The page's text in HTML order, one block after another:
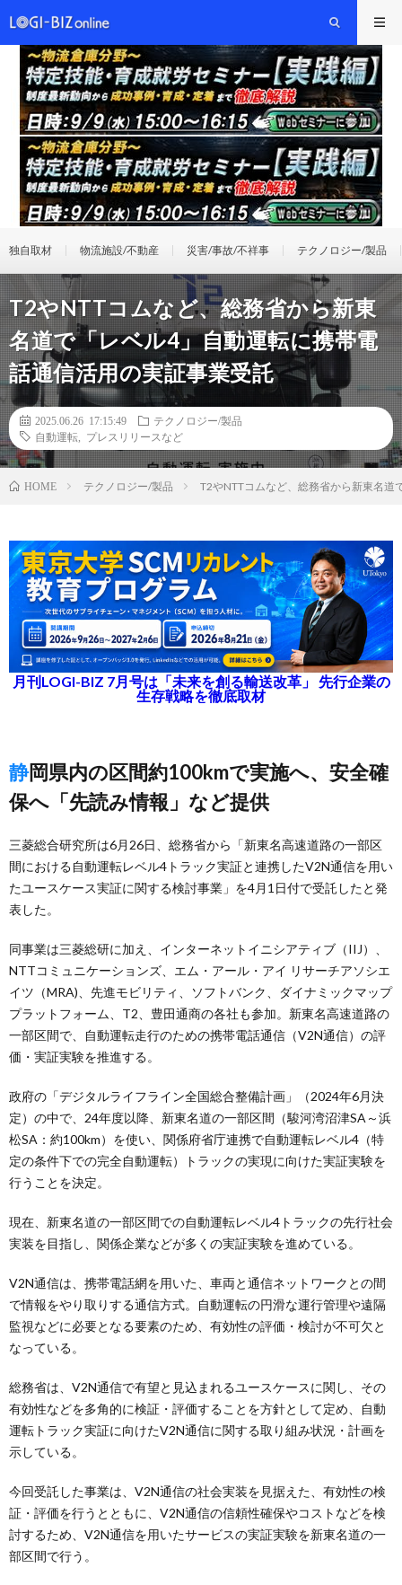
独自取材 物流施設/不動産 災害/事故/不祥事 テクノロジー/製品
T2やNTTコムなど、総務省から新東
名道で「レベル4」自動運転に携帯電
話通信活用の実証事業受託
2025.06.26 17:15:49
テクノロジー/製品
自動運転
プレスリリースなど
HOME テクノロジー/製品 T2やNTTコムなど、総務省から新東名道
月刊LOGI-BIZ 7月号は「未来を創る輸送改革」 先行企業の
生存戦略を徹底取材
静岡県内の区間約100kmで実施へ、安全確
保へ「先読み情報」など提供
三菱総合研究所は6月26日、総務省から「新東名高速道路の一部区
間における自動運転レベル4トラック実証と連携したV2N通信を用い
たユースケース実証に関する検討事業」を4月1日付で受託したと発
表した。
同事業は三菱総研に加え、インターネットイニシアティブ（IIJ）、
NTTコミュニケーションズ、エム・アール・アイ リサーチアソシエ
イツ（MRA)、先進モビリティ、ソフトバンク、ダイナミックマップ
プラットフォーム、T2、豊田通商の各社も参加。新東名高速道路の
一部区間で、自動運転走行のための携帯電話通信（V2N通信）の評
価・実証実験を推進する。
政府の「デジタルライフライン全国総合整備計画」（2024年6月決
定）の中で、24年度以降、新東名道の一部区間（駿河湾沼津SA～浜
松SA：約100km）を使い、関係府省庁連携で自動運転レベル4（特
定の条件下での完全自動運転）トラックの実現に向けた実証実験を
行うことを決定。
現在、新東名道の一部区間での自動運転レベル4トラックの先行社会
実装を目指し、関係企業などが多くの実証実験を進めている。
V2N通信は、携帯電話網を用いた、車両と通信ネットワークとの間
で情報をやり取りする通信方式。自動運転の円滑な運行管理や遠隔
監視などに必要となる要素のため、有効性の評価・検討が不可欠と
なっている。
総務省は、V2N通信で有望と見込まれるユースケースに関し、その
有効性などを多角的に検証・評価することを方針として定め、自動
運転トラック実証に向けたV2N通信に関する取り組み状況・計画を
示している。
今回受託した事業は、V2N通信の社会実装を見据えた、有効性の検
証・評価を行うとともに、V2N通信の信頼性確保やコストなどを検
討するため、V2N通信を用いたサービスの実証実験を新東名道の一
部区間で行う。